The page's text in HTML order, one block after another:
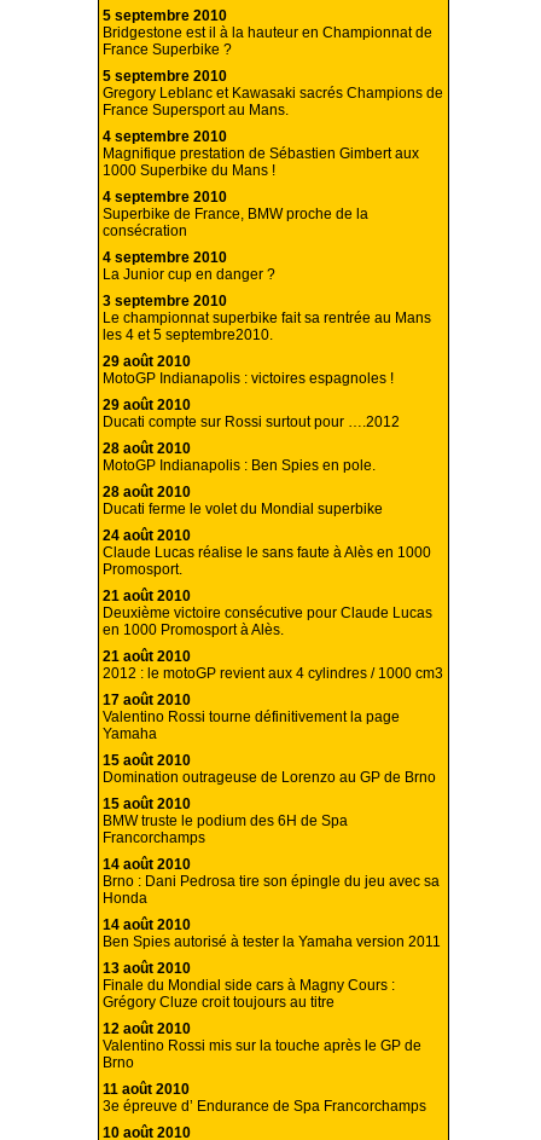
5 septembre 2010
Bridgestone est il à la hauteur en Championnat de
France Superbike ?
5 septembre 2010
Gregory Leblanc et Kawasaki sacrés Champions de
France Supersport au Mans.
4 septembre 2010
Magnifique prestation de Sébastien Gimbert aux
1000 Superbike du Mans !
4 septembre 2010
Superbike de France, BMW proche de la
consécration
4 septembre 2010
La Junior cup en danger ?
3 septembre 2010
Le championnat superbike fait sa rentrée au Mans
les 4 et 5 septembre2010.
29 août 2010
MotoGP Indianapolis : victoires espagnoles !
29 août 2010
Ducati compte sur Rossi surtout pour ….2012
28 août 2010
MotoGP Indianapolis : Ben Spies en pole.
28 août 2010
Ducati ferme le volet du Mondial superbike
24 août 2010
Claude Lucas réalise le sans faute à Alès en 1000
Promosport.
21 août 2010
Deuxième victoire consécutive pour Claude Lucas
en 1000 Promosport à Alès.
21 août 2010
2012 : le motoGP revient aux 4 cylindres / 1000 cm3
17 août 2010
Valentino Rossi tourne définitivement la page
Yamaha
15 août 2010
Domination outrageuse de Lorenzo au GP de Brno
15 août 2010
BMW truste le podium des 6H de Spa
Francorchamps
14 août 2010
Brno : Dani Pedrosa tire son épingle du jeu avec sa
Honda
14 août 2010
Ben Spies autorisé à tester la Yamaha version 2011
13 août 2010
Finale du Mondial side cars à Magny Cours :
Grégory Cluze croit toujours au titre
12 août 2010
Valentino Rossi mis sur la touche après le GP de
Brno
11 août 2010
3e épreuve d’ Endurance de Spa Francorchamps
10 août 2010